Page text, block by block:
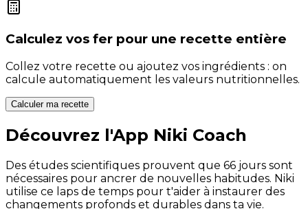
Calculez vos fer pour une recette entière
Collez votre recette ou ajoutez vos ingrédients : on
calcule automatiquement les valeurs nutritionnelles.
Calculer ma recette
Découvrez l'App Niki Coach
Des études scientifiques prouvent que 66 jours sont
nécessaires pour ancrer de nouvelles habitudes. Niki
utilise ce laps de temps pour t'aider à instaurer des
changements profonds et durables dans ta vie.